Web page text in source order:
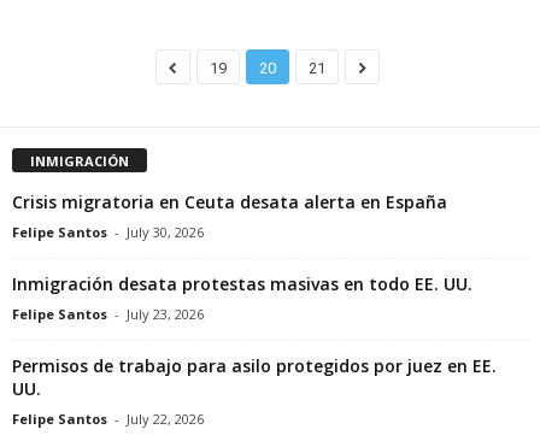
19 20 21
INMIGRACIÓN
Crisis migratoria en Ceuta desata alerta en España
Felipe Santos - July 30, 2026
Inmigración desata protestas masivas en todo EE. UU.
Felipe Santos - July 23, 2026
Permisos de trabajo para asilo protegidos por juez en EE.
UU.
Felipe Santos - July 22, 2026